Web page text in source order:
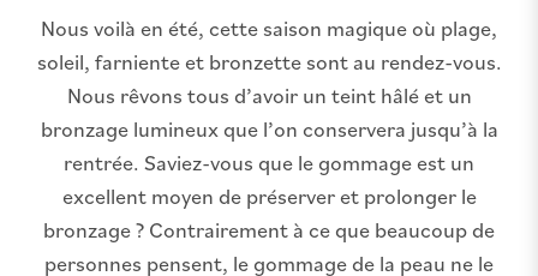
Nous voilà en été, cette saison magique où plage,
soleil, farniente et bronzette sont au rendez-vous.
Nous rêvons tous d’avoir un teint hâlé et un
bronzage lumineux que l’on conservera jusqu’à la
rentrée. Saviez-vous que le gommage est un
excellent moyen de préserver et prolonger le
bronzage ? Contrairement à ce que beaucoup de
personnes pensent, le gommage de la peau ne le